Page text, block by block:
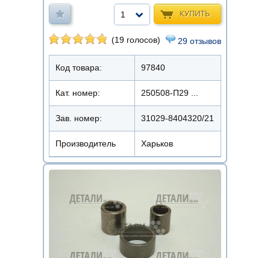
КУПИТЬ
1
(19 голосов) 29 отзывов
Код товара: 97840
Кат. номер: 250508-П29 ...
Зав. номер: 31029-8404320/21
Производитель Харьков